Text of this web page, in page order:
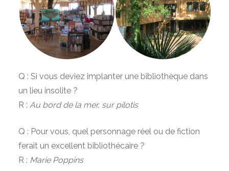
Q : Si vous deviez implanter une bibliothèque dans
un lieu insolite ?
R : Au bord de la mer, sur pilotis
Q : Pour vous, quel personnage réel ou de fiction
ferait un excellent bibliothécaire ?
R : Marie Poppins